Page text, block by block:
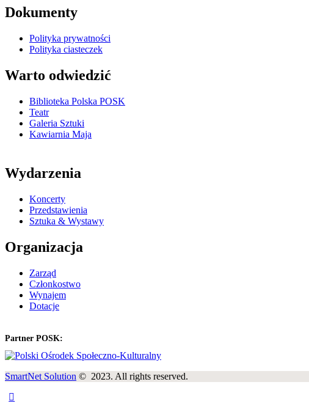
Dokumenty
Polityka prywatności
Polityka ciasteczek
Warto odwiedzić
Biblioteka Polska POSK
Teatr
Galeria Sztuki
Kawiarnia Maja
Wydarzenia
Koncerty
Przedstawienia
Sztuka & Wystawy
Organizacja
Zarząd
Członkostwo
Wynajem
Dotacje
Partner POSK:
SmartNet Solution © 2023. All rights reserved.